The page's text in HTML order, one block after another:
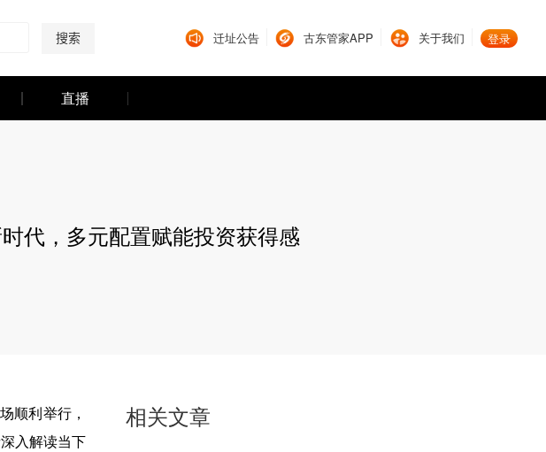
搜索 迁址公告 古东管家APP 关于我们 登录
直播
代，多元配置赋能投资获得感
顺利举行，
入解读当下
相关文章